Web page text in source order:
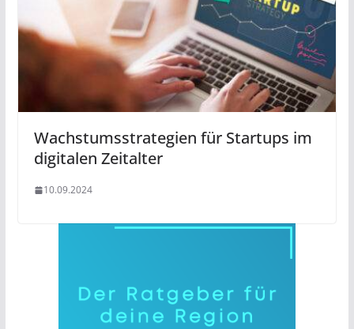
Wachstumsstrategien für Startups im
digitalen Zeitalter
10.09.2024